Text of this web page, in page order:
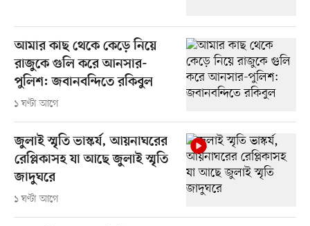
আমার কাছ থেকে কেড়ে নিয়ে
রাজুকে গুলি করে আনসার-
পুলিশ: জবানবন্দিতে রকিবুল
১ ঘণ্টা আগে
জুলাই স্মৃতি ভাস্কর্য, আয়নাঘরের
রেপ্লিকাসহ যা আছে জুলাই স্মৃতি
জাদুঘরে
১ ঘণ্টা আগে